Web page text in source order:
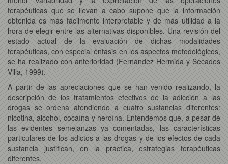
terapéuticas que se llevan a cabo supone que la información
obtenida es más fácilmente interpretable y de más utilidad a la
hora de elegir entre las alternativas disponibles. Una revisión del
estado actual de la evaluación de dichas modalidades
terapéuticas, con especial énfasis en los aspectos metodológicos,
se ha realizado con anterioridad (Fernández Hermida y Secades
Villa, 1999).
A partir de las apreciaciones que se han venido realizando, la
descripción de los tratamientos efectivos de la adicción a las
drogas se ordena atendiendo a cuatro sustancias diferentes:
nicotina, alcohol, cocaína y heroína. Entendemos que, a pesar de
las evidentes semejanzas ya comentadas, las características
particulares de los adictos a las drogas y de los efectos de cada
sustancia justifican, en la práctica, estrategias terapéuticas
diferentes.